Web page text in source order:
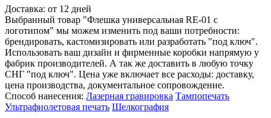
Доставка: от 12 дней
Выбранный товар "Флешка универсальная RE-01 с
логотипом" мы можем изменить под ваши потребности:
брендировать, кастомизировать или разработать "под ключ".
Использовать ваш дизайн и фирменные коробки напрямую у
фабрик производителей. А так же доставить в любую точку
СНГ "под ключ". Цена уже включает все расходы: доставку,
цена производства, документальное сопровождение.
Способ нанесения: Лазерная гравировка Тампопечать
Ультрафиолетовая печать Шелкография